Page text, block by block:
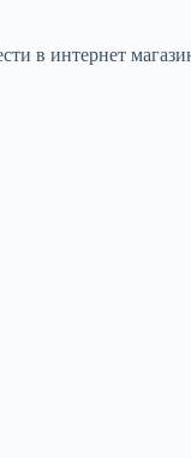
в интернет